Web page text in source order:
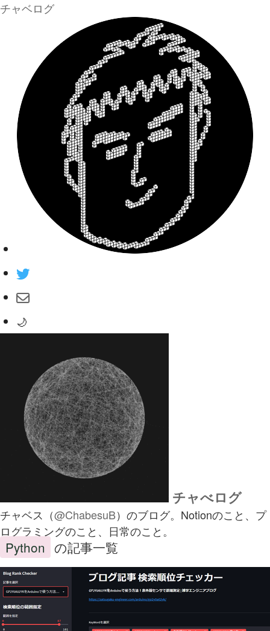
チャベログ
🌙
チャべログ
チャベス（@ChabesuB）のブログ。Notionのこと、プ
ログラミングのこと、日常のこと。
Python の記事一覧